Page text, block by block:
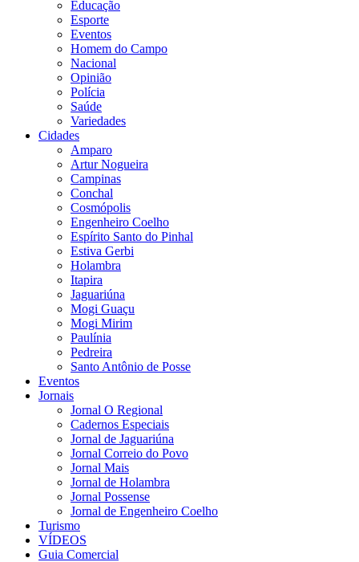
Educação
Esporte
Eventos
Homem do Campo
Nacional
Opinião
Polícia
Saúde
Variedades
Cidades
Amparo
Artur Nogueira
Campinas
Conchal
Cosmópolis
Engenheiro Coelho
Espírito Santo do Pinhal
Estiva Gerbi
Holambra
Itapira
Jaguariúna
Mogi Guaçu
Mogi Mirim
Paulínia
Pedreira
Santo Antônio de Posse
Eventos
Jornais
Jornal O Regional
Cadernos Especiais
Jornal de Jaguariúna
Jornal Correio do Povo
Jornal Mais
Jornal de Holambra
Jornal Possense
Jornal de Engenheiro Coelho
Turismo
VÍDEOS
Guia Comercial